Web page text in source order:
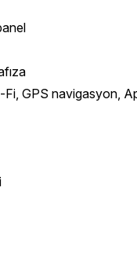
Fi, GPS navigasyon,